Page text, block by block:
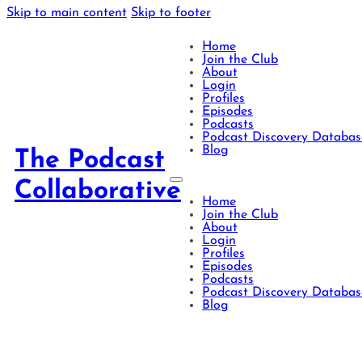
Skip to main content Skip to footer
The Podcast
Collaborative
Home
Join the Club
About
Login
Profiles
Episodes
Podcasts
Podcast Discovery
Blog
Home
Join the Club
About
Login
Profiles
Episodes
Podcasts
Podcast Discovery
Blog